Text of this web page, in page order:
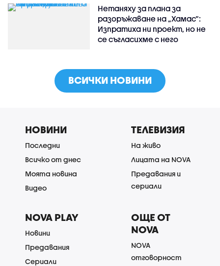
Нетаняху за плана за
разоръжаване на „Хамас“:
Изпратиха ни проект, но не
се съгласихме с него
ВСИЧКИ НОВИНИ
НОВИНИ
Последни
Всичко от днес
Моята новина
Видео
ТЕЛЕВИЗИЯ
На живо
Лицата на NOVA
Предавания и
сериали
NOVA PLAY
Новини
Предавания
Сериали
ОЩЕ ОТ
NOVA
NOVA
отговорност